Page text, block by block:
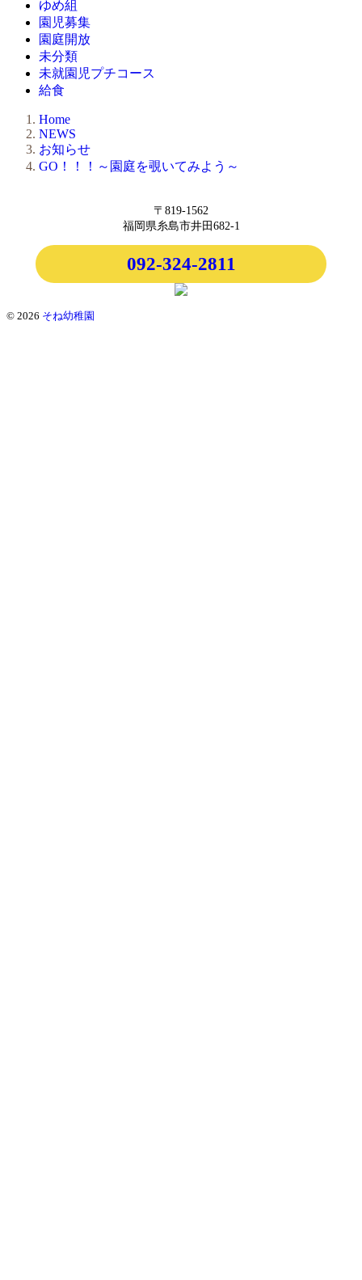
ゆめ組
園児募集
園庭開放
未分類
未就園児プチコース
給食
Home
NEWS
お知らせ
GO！！！～園庭を覗いてみよう～
〒819-1562
福岡県糸島市井田682-1
092-324-2811
© 2026 そね幼稚園